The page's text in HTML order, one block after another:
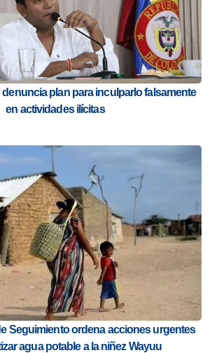
plan para inculparlo falsamente
en actividades ilícitas
Seguimiento ordena acciones urgentes
agua potable a la niñez Wayuu